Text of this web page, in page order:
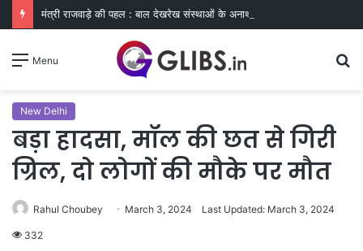
Menu
New Delhi
बड़ा हादसा, मॉल की छत से गिरी
ग्रिल, दो लोगों की मौके पर मौत
Rahul Choubey March 3, 2024 Last Updated: March 3, 2024
332